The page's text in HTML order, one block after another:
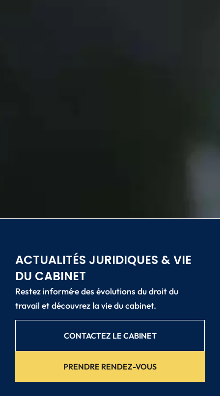
ACTUALITÉS JURIDIQUES & VIE
DU CABINET
Restez informé·e des évolutions du droit du
travail et découvrez la vie du cabinet.
CONTACTEZ LE CABINET
PRENDRE RENDEZ-VOUS